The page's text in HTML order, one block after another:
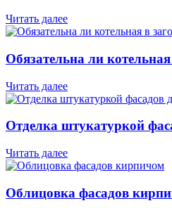
Читать далее
Обязательна ли
Читать далее
Отделка штукатуркой
Читать далее
Облицовка фасадов